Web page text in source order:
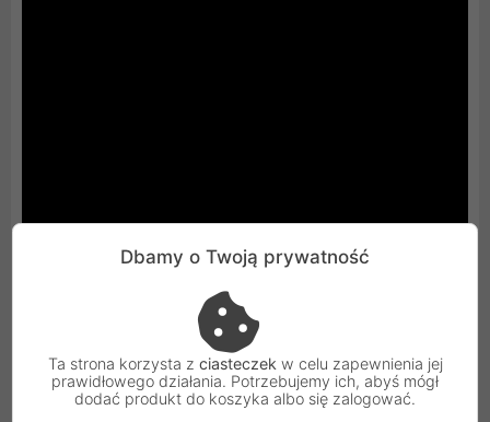
Dbamy o Twoją prywatność
Ta strona korzysta z ciasteczek w celu zapewnienia jej
prawidłowego działania. Potrzebujemy ich, abyś mógł
dodać produkt do koszyka albo się zalogować.